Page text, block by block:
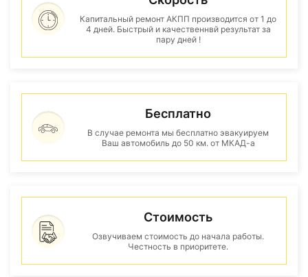
Капитальный ремонт АКПП производится от 1 до
4 дней. Быстрый и качественнвй результат за
пару дней !
Бесплатно
В случае ремонта мы бесплатно эвакуируем
Ваш автомобиль до 50 км. от МКАД-а
Стоимость
Озвучиваем стоимость до начала работы.
Честность в приоритете.